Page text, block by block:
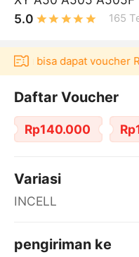
5.0
165
bisa dapat voucher
Daftar Voucher
Rp140.000
Variasi
INCELL
pengiriman ke